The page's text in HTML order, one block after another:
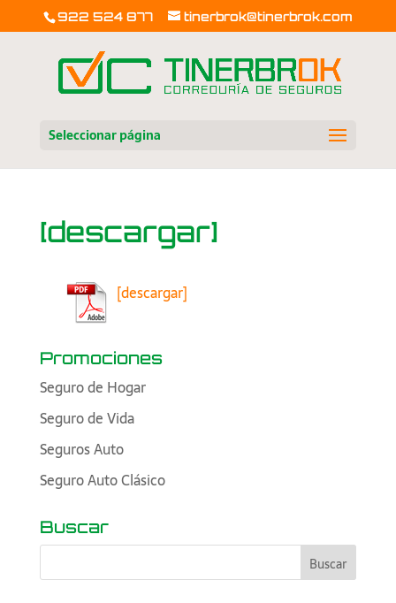
922 524 877 tinerbrok@tinerbrok.com
Seleccionar página
[descargar]
[descargar]
Promociones
Seguro de Hogar
Seguro de Vida
Seguros Auto
Seguro Auto Clásico
Buscar